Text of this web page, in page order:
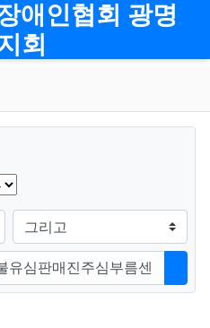
애인협회 광명
회
검색방법
검